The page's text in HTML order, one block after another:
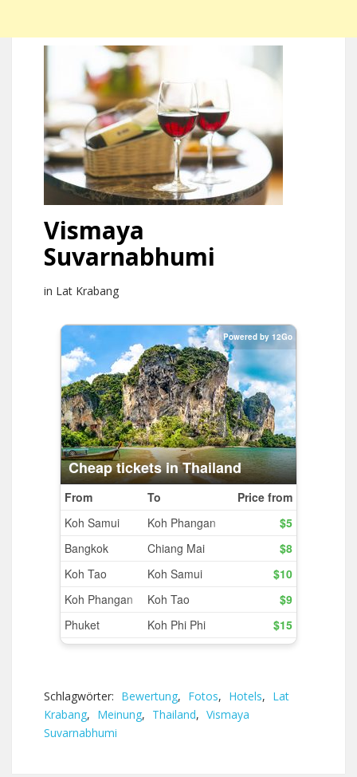
Vismaya
Suvarnabhumi
in Lat Krabang
Schlagwörter: Bewertung, Fotos, Hotels, Lat
Krabang, Meinung, Thailand, Vismaya
Suvarnabhumi